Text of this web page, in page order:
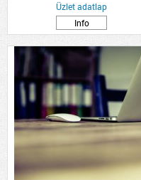
Üzlet adatlap
Info